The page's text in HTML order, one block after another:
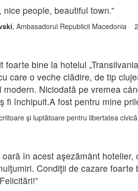
nice people, beautiful town.”
, Ambasadorul Republicii Macedonia
foarte bine la hotelul
care o veche clădire, de tip
modern. Niciodată pe vremea
fi închipuit.A fost pentru mine
şi luptătoare pentru libertatea
oară în acest aşezământ
Condiţii de cazare